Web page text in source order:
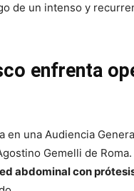
de un intenso y
enfrenta
en una Audiencia
Gemelli de Roma.
abdominal con